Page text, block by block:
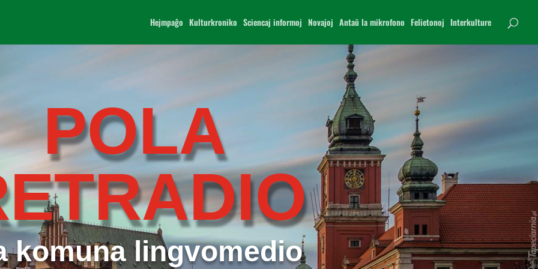
Hejmpaĝo Kulturkroniko Sciencaj informoj Novajoj Antaŭ la mikrofono Felietonoj Interkulture
POLA
komuna lingvomedio